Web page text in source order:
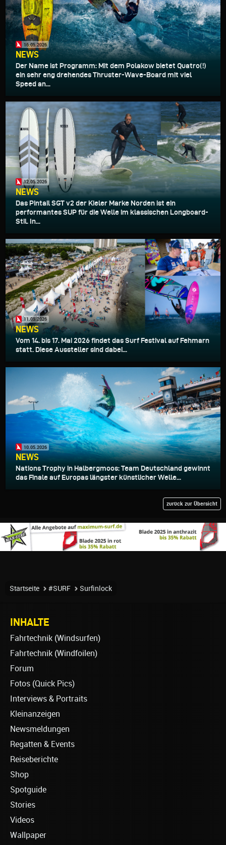
16.05.2026
NEWS
Der Name ist Programm: Mit dem Polakow bietet Quatro(!)
ein sehr eng drehendes Thruster-Wave-Board mit viel
Speed an...
12.05.2026
NEWS
Das Pintail SGT v2 der Kieler Marke Norden ist ein
performantes SUP für die Welle im klassischen Longboard-
Stil. In...
11.05.2026
NEWS
Vom 14. bis 17. Mai 2026 findet das Surf Festival auf Fehmarn
statt. Diese Aussteller sind dabei...
10.05.2026
NEWS
Nations Trophy in Halbergmoos: Team Deutschland gewinnt
das Finale auf Europas längster künstlicher Welle...
zurück zur Übersicht
Startseite #SURF Surfinlock
INHALTE
Fahrtechnik (Windsurfen)
Fahrtechnik (Windfoilen)
Forum
Fotos (Quick Pics)
Interviews & Portraits
Kleinanzeigen
Newsmeldungen
Regatten & Events
Reiseberichte
Shop
Spotguide
Stories
Videos
Wallpaper